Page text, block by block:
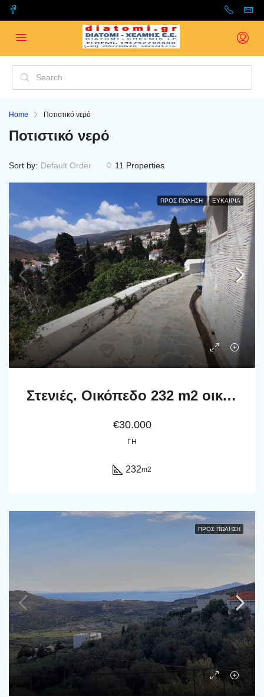
Home Ποτιστικό νερό
Ποτιστικό νερό
11 Properties
Sort by: Default Order
ΠΡΟΣ ΠΏΛΗΣΗ ΕΥΚΑΙΡΊΑ
Στενιές. Οικόπεδο 232 m2 οικοδομήσιμο με οπωροφόρα δένδρα και ποτιστικό νερό
€30.000
ΓΗ
232m2
ΠΡΟΣ ΠΏΛΗΣΗ